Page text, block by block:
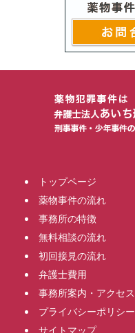
トップページ
薬物事件の流れ
事務所の特徴
無料相談の流れ
初回接見の流れ
弁護士費用
事務所案内・アクセス
プライバシーポリシー
サイトマップ